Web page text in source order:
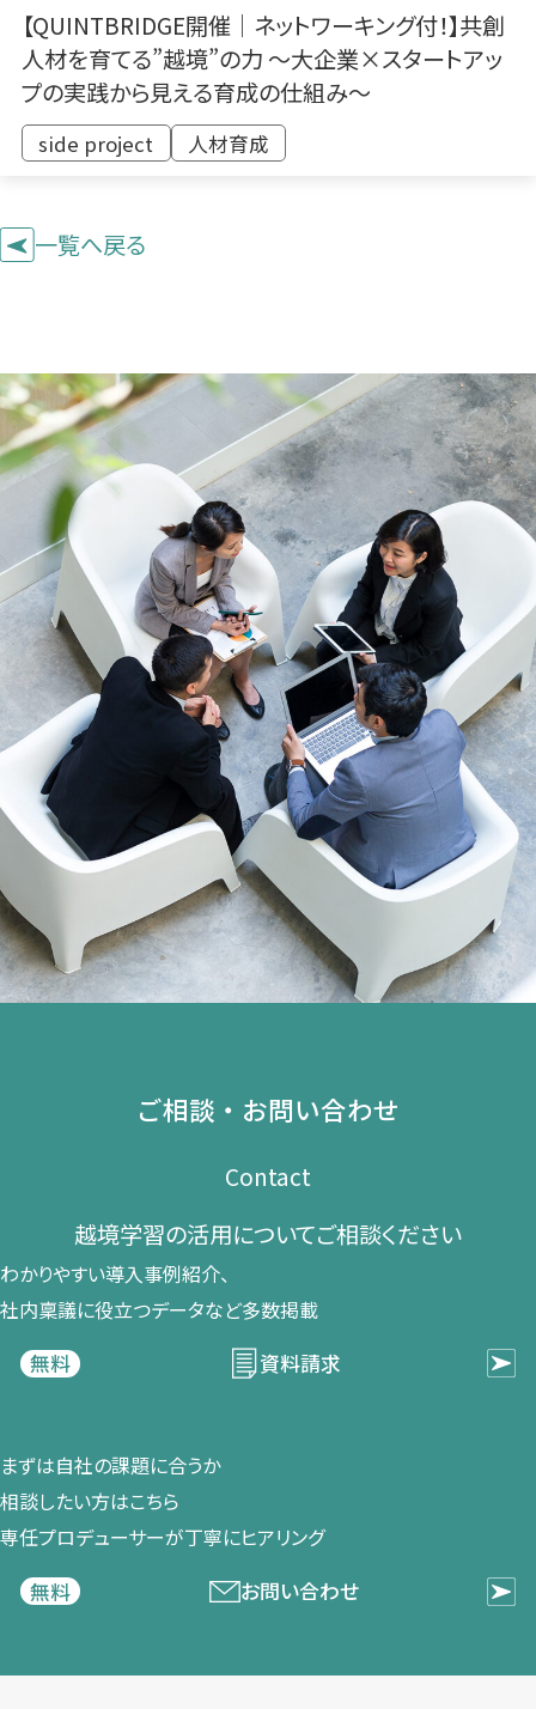
【QUINTBRIDGE開催｜ネットワーキング付！】共創
人材を育てる”越境”の力 〜大企業×スタートアッ
プの実践から見える育成の仕組み〜
side project ​人材育成
一覧へ戻る
ご相談・お問い合わせ
Contact
越境学習の​活用に​ついて​ご相談ください​
わかりやすい導入事例紹介、​
社内稟議に​役立つデータなど​多数掲載
無料
資料請求
まずは​自社の​課題に​合うか​
相談したい方は​こちら
専任プロデューサーが​丁寧に​ヒアリング
無料
お問い合わせ